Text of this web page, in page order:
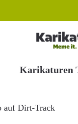
Karikaturen